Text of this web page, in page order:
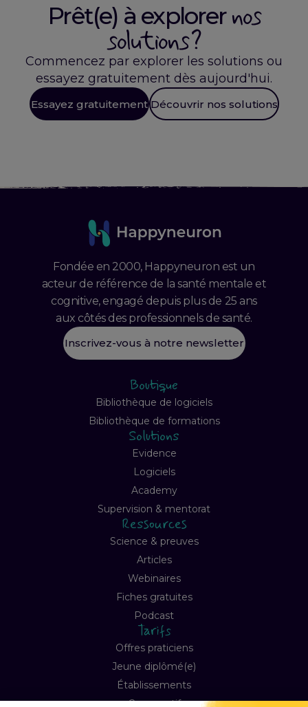
Prêt(e) à explorernos
solutions ?
Commencez par explorer les solutions ou
essayez gratuitement dès aujourd'hui.
Essayez gratuitement Découvrir nos solutions
Fondée en 2000, Happyneuron est un
acteur de référence de la santé mentale et
cognitive, engagé depuis plus de 25 ans
aux côtés des professionnels de santé.
Inscrivez-vous à notre newsletter
Boutique
Bibliothèque de logiciels
Bibliothèque de formations
Solutions
Evidence
Logiciels
Academy
Supervision & mentorat
Ressources
Science & preuves
Articles
Webinaires
Fiches gratuites
Podcast
Tarifs
Offres praticiens
Jeune diplômé(e)
Établissements
Comparatif